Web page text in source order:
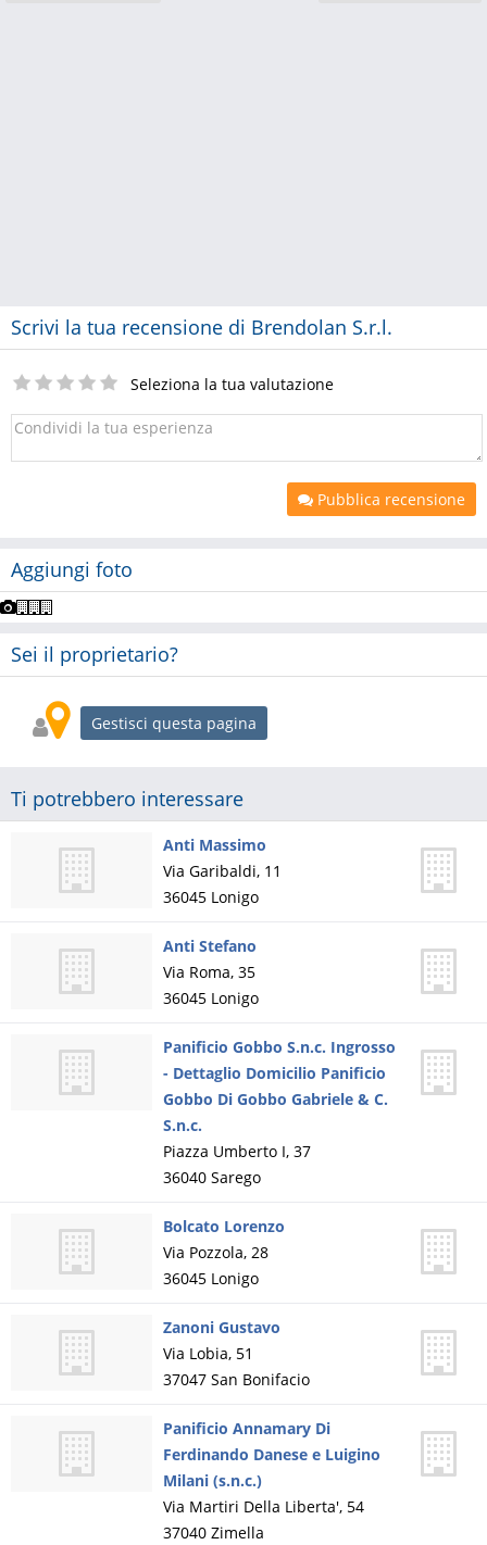
Scrivi la tua recensione di Brendolan S.r.l.
Seleziona la tua valutazione
Pubblica recensione
Aggiungi foto
Sei il proprietario?
Gestisci questa pagina
Ti potrebbero interessare
Anti Massimo
Via Garibaldi, 11
36045 Lonigo
Anti Stefano
Via Roma, 35
36045 Lonigo
Panificio Gobbo S.n.c. Ingrosso
- Dettaglio Domicilio Panificio
Gobbo Di Gobbo Gabriele & C.
S.n.c.
Piazza Umberto I, 37
36040 Sarego
Bolcato Lorenzo
Via Pozzola, 28
36045 Lonigo
Zanoni Gustavo
Via Lobia, 51
37047 San Bonifacio
Panificio Annamary Di
Ferdinando Danese e Luigino
Milani (s.n.c.)
Via Martiri Della Liberta', 54
37040 Zimella